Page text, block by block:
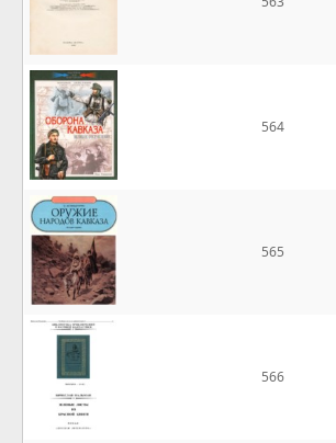
564
565
566